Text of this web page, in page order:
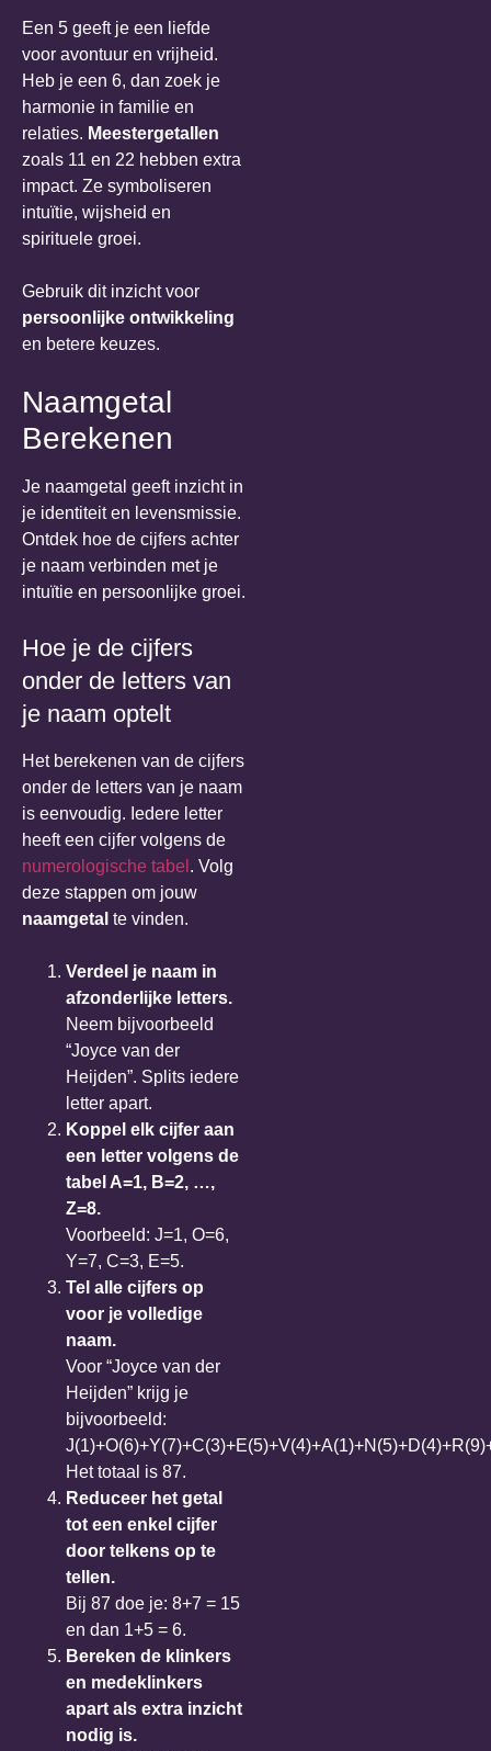
Een 5 geeft je een liefde
voor avontuur en vrijheid.
Heb je een 6, dan zoek je
harmonie in familie en
relaties. Meestergetallen
zoals 11 en 22 hebben extra
impact. Ze symboliseren
intuïtie, wijsheid en
spirituele groei.
Gebruik dit inzicht voor
persoonlijke ontwikkeling
en betere keuzes.
Naamgetal
Berekenen
Je naamgetal geeft inzicht in
je identiteit en levensmissie.
Ontdek hoe de cijfers achter
je naam verbinden met je
intuïtie en persoonlijke groei.
Hoe je de cijfers
onder de letters van
je naam optelt
Het berekenen van de cijfers
onder de letters van je naam
is eenvoudig. Iedere letter
heeft een cijfer volgens de
numerologische tabel . Volg
deze stappen om jouw
naamgetal te vinden.
Verdeel je naam in
afzonderlijke letters.
Neem bijvoorbeeld
“Joyce van der
Heijden”. Splits iedere
letter apart.
Koppel elk cijfer aan
een letter volgens de
tabel A=1, B=2, …,
Z=8.
Voorbeeld: J=1, O=6,
Y=7, C=3, E=5.
Tel alle cijfers op
voor je volledige
naam.
Voor “Joyce van der
Heijden” krijg je
bijvoorbeeld:
Het totaal is 87.
Reduceer het getal
tot een enkel cijfer
door telkens op te
tellen.
Bij 87 doe je: 8+7 = 15
en dan 1+5 = 6.
Bereken de klinkers
en medeklinkers
apart als extra inzicht
nodig is.